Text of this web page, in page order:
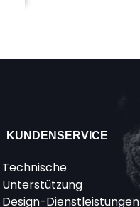
KUNDENSERVICE
Technische
Unterstützung
Design-Dienstleistungen